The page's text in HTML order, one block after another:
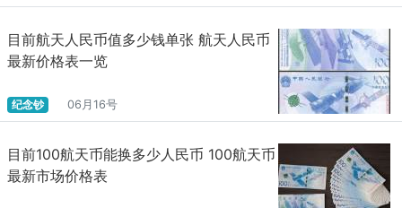
目前航天人民币值多少钱单张 航天人民币
最新价格表一览
纪念钞 06月16号
目前100航天币能换多少人民币 100航天币
最新市场价格表